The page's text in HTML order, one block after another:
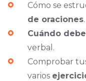
Cómo se
de oraciones.
Cuándo
verbal.
Comprobar
varios